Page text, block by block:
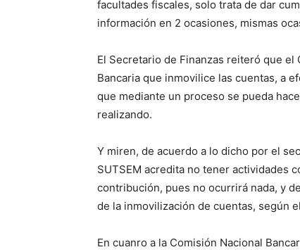
facultades fiscales, solo trata de dar
información en 2 ocasiones, mismas
El Secretario de Finanzas reiteró que
Bancaria que inmovilice las cuentas, a
que mediante un proceso se pueda
realizando.
Y miren, de acuerdo a lo dicho por el
SUTSEM acredita no tener actividades
contribución, pues no ocurrirá nada, y
de la inmovilización de cuentas, según
En cuanro a la Comisión Nacional